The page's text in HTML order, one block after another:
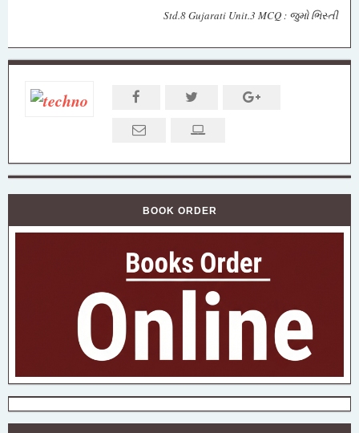
Std.8 Gujarati Unit.3 MCQ : જુમો ભિસ્તી
BOOK ORDER